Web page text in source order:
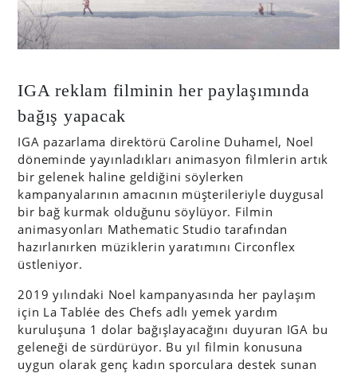
IGA reklam filminin her paylaşımında
bağış yapacak
IGA pazarlama direktörü Caroline Duhamel, Noel
döneminde yayınladıkları animasyon filmlerin artık
bir gelenek haline geldiğini söylerken
kampanyalarının amacının müşterileriyle duygusal
bir bağ kurmak olduğunu söylüyor. Filmin
animasyonları Mathematic Studio tarafından
hazırlanırken müziklerin yaratımını Circonflex
üstleniyor.
2019 yılındaki Noel kampanyasında her paylaşım
için La Tablée des Chefs adlı yemek yardım
kuruluşuna 1 dolar bağışlayacağını duyuran IGA bu
geleneği de sürdürüyor. Bu yıl filmin konusuna
uygun olarak genç kadın sporculara destek sunan